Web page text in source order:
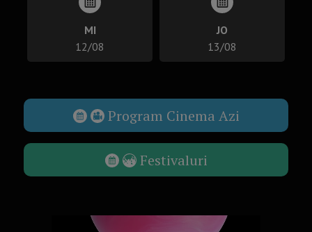
MI
12/08
JO
13/08
Program Cinema Azi
Festivaluri